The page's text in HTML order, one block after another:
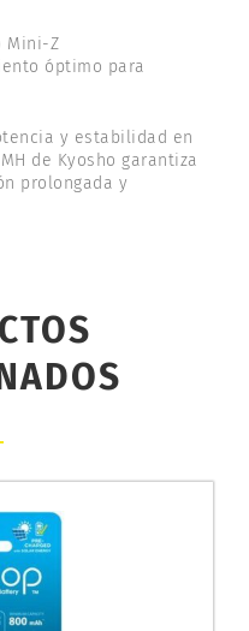
Mini-Z
óptimo para
y estabilidad en
de Kyosho garantiza
prolongada y